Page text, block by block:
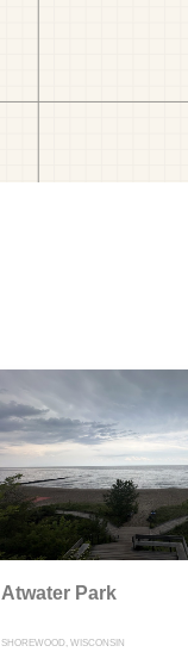
Atwater Park
SHOREWOOD, WISCONSIN